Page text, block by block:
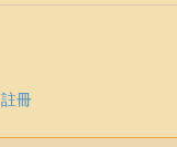
註冊